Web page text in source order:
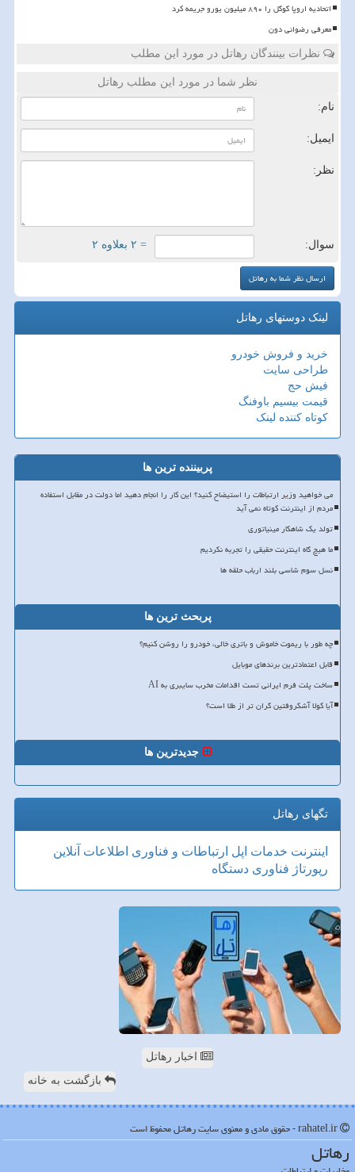
اتحادیه اروپا گوگل را ۸۹۰ میلیون یورو جریمه کرد
معرفی رضوانی دون
نظرات بینندگان رهاتل در مورد این مطلب
نظر شما در مورد این مطلب رهاتل
نام:
ایمیل:
نظر:
سوال: = ۲ بعلاوه ۲
لینک دوستهای رهاتل
خرید و فروش خودرو
طراحی سایت
فیش حج
قیمت بیسیم باوفنگ
کوتاه کننده لینک
پربیننده ترین ها
می خواهید وزیر ارتباطات را استیضاح کنید؟ این کار را انجام دهید اما دولت در مقابل استفاده
مردم از اینترنت کوتاه نمی آید
تولد یک شاهکار مینیاتوری
ما هیچ گاه اینترنت حقیقی را تجربه نکردیم
نسل سوم شاسی بلند ارباب حلقه ها
پربحث ترین ها
چه طور با ریموت خاموش و باتری خالی، خودرو را روشن کنیم؟
قابل اعتمادترین برندهای موبایل
ساخت پلت فرم ایرانی تست اقدامات مخرب سایبری به AI
آیا کولا آشکروفتین گران تر از طلا است؟
جدیدترین ها
تگهای رهاتل
اینترنت خدمات اپل ارتباطات و فناوری اطلاعات آنلاین
رپورتاژ فناوری دستگاه
اخبار رهاتل
بازگشت به خانه
رهاتل